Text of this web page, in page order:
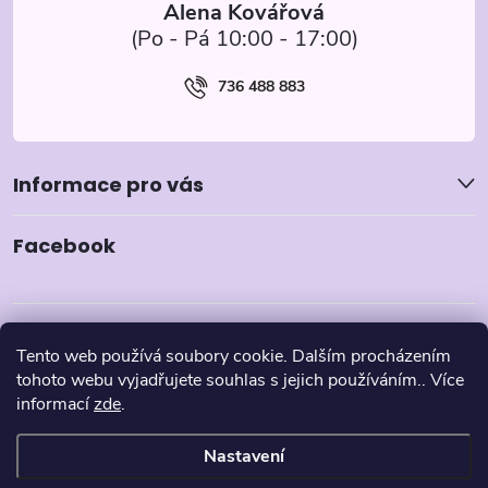
Tento web používá soubory cookie. Dalším procházením
tohoto webu vyjadřujete souhlas s jejich používáním.. Více
informacízde.
Nastavení
Alena Kovářová
736 488 883
Informace pro vás
Facebook